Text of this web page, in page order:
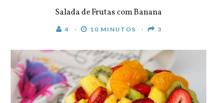
Salada de Frutas com Banana
4 10 MINUTOS 3